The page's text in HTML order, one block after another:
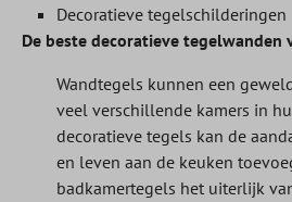
Decoratieve tegelschilderingen
De beste decoratieve tegelwanden
Wandtegels kunnen een
veel verschillende kamers in
decoratieve tegels kan de
en leven aan de keuken
badkamertegels het uiterlijk